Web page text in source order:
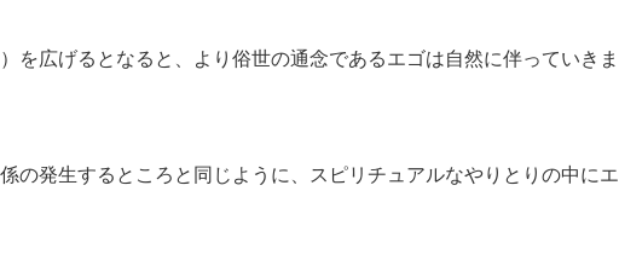
を広げるとなると、より俗世の通念であるエゴは自然に伴っていきま
の発生するところと同じように、スピリチュアルなやりとりの中にエ